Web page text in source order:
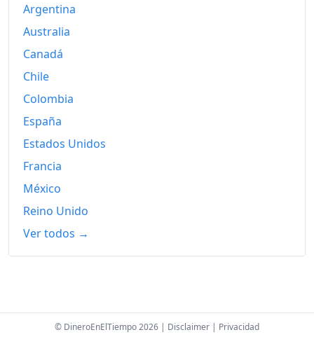
Argentina
Australia
Canadá
Chile
Colombia
España
Estados Unidos
Francia
México
Reino Unido
Ver todos →
© DineroEnElTiempo 2026 | Disclaimer | Privacidad